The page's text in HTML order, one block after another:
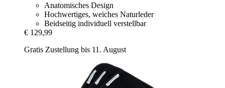
Anatomisches Design
Hochwertiges, weiches Naturleder
Beidseitig individuell verstellbar
€ 129,99
Gratis Zustellung bis 11. August